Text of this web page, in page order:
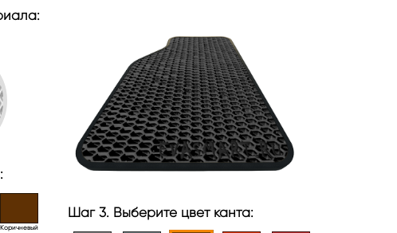
Коричневый
Шаг 3. Выберите цвет канта: